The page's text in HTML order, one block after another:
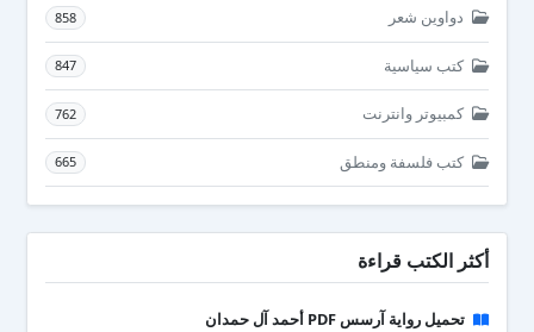
دواوين شعر 858
كتب سياسية 847
كمبيوتر وانترنت 762
كتب فلسفة ومنطق 665
أكثر الكتب قراءة
تحميل رواية آرسس PDF أحمد آل حمدان